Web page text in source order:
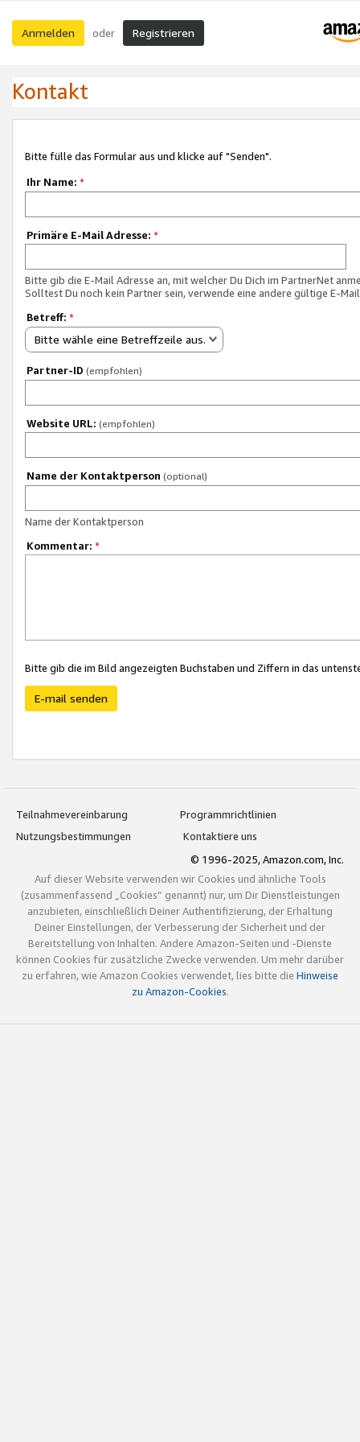
Anmelden oder Registrieren
Kontakt
Bitte fülle das Formular aus und klicke auf "Senden".
Ihr Name: *
Primäre E-Mail Adresse: *
Bitte gib die E-Mail Adresse an, mit welcher Du Dich im PartnerNet
Solltest Du noch kein Partner sein, verwende eine andere gültige E-
Betreff: *
Bitte wähle eine Betreffzeile aus.
Partner-ID (empfohlen)
Website URL: (empfohlen)
Name der Kontaktperson (optional)
Name der Kontaktperson
Kommentar: *
Bitte gib die im Bild angezeigten Buchstaben und Ziffern in das
E-mail senden
Teilnahmevereinbarung
Programmrichtlinien
Nutzungsbestimmungen
Kontaktiere uns
© 1996-2025, Amazon.com, Inc.
Auf dieser Website verwenden wir Cookies und ähnliche Tools
(zusammenfassend „Cookies“ genannt) nur, um Dir Dienstleistungen
anzubieten, einschließlich Deiner Authentifizierung, der Erhaltung
Deiner Einstellungen, der Verbesserung der Sicherheit und der
Bereitstellung von Inhalten. Andere Amazon-Seiten und -Dienste
können Cookies für zusätzliche Zwecke verwenden. Um mehr darüber
zu erfahren, wie Amazon Cookies verwendet, lies bitte die Hinweise
zu Amazon-Cookies.